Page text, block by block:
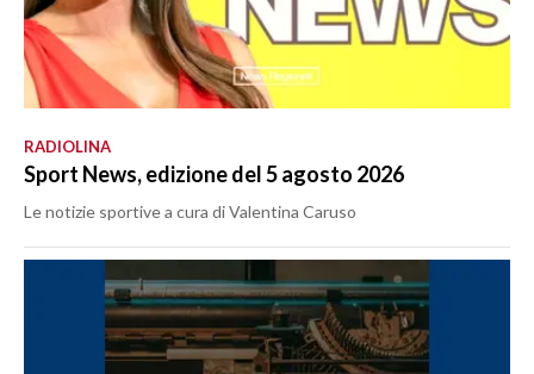
RADIOLINA
Sport News, edizione del 5 agosto 2026
Le notizie sportive a cura di Valentina Caruso